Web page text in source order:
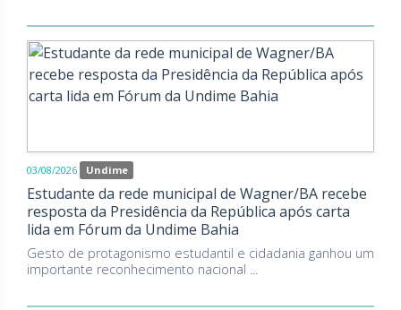
03/08/2026 Undime
Estudante da rede municipal de Wagner/BA recebe
resposta da Presidência da República após carta
lida em Fórum da Undime Bahia
Gesto de protagonismo estudantil e cidadania ganhou um
importante reconhecimento nacional ...